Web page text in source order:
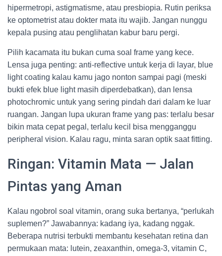
hipermetropi, astigmatisme, atau presbiopia. Rutin periksa
ke optometrist atau dokter mata itu wajib. Jangan nunggu
kepala pusing atau penglihatan kabur baru pergi.
Pilih kacamata itu bukan cuma soal frame yang kece.
Lensa juga penting: anti-reflective untuk kerja di layar, blue
light coating kalau kamu jago nonton sampai pagi (meski
bukti efek blue light masih diperdebatkan), dan lensa
photochromic untuk yang sering pindah dari dalam ke luar
ruangan. Jangan lupa ukuran frame yang pas: terlalu besar
bikin mata cepat pegal, terlalu kecil bisa mengganggu
peripheral vision. Kalau ragu, minta saran optik saat fitting.
Ringan: Vitamin Mata — Jalan
Pintas yang Aman
Kalau ngobrol soal vitamin, orang suka bertanya, “perlukah
suplemen?” Jawabannya: kadang iya, kadang nggak.
Beberapa nutrisi terbukti membantu kesehatan retina dan
permukaan mata: lutein, zeaxanthin, omega-3, vitamin C,